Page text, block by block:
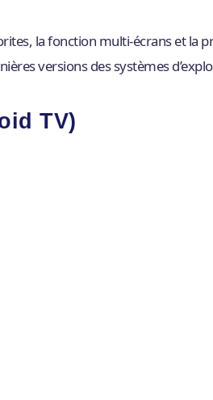
la fonction multi-écrans et la
versions des systèmes
TV)